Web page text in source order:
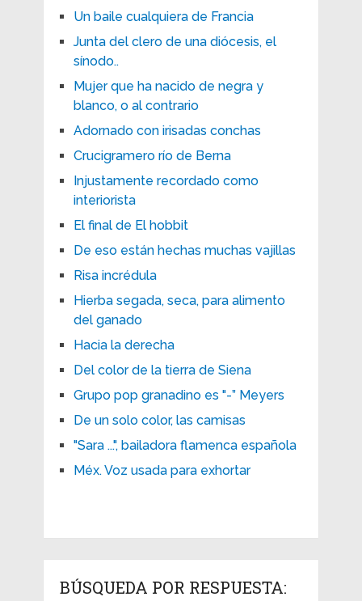
Un baile cualquiera de Francia
Junta del clero de una diócesis, el
sínodo..
Mujer que ha nacido de negra y
blanco, o al contrario
Adornado con irisadas conchas
Crucigramero río de Berna
Injustamente recordado como
interiorista
El final de El hobbit
De eso están hechas muchas vajillas
Risa incrédula
Hierba segada, seca, para alimento
del ganado
Hacia la derecha
Del color de la tierra de Siena
Grupo pop granadino es "-” Meyers
De un solo color, las camisas
"Sara ...", bailadora flamenca española
Méx. Voz usada para exhortar
BÚSQUEDA POR RESPUESTA: